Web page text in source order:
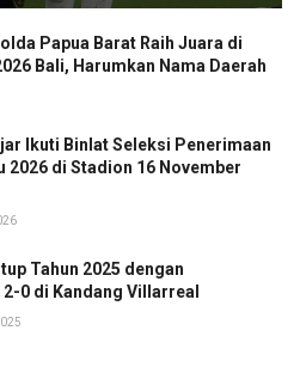
Papua Barat Raih Juara di
Bali, Harumkan Nama Daerah
Ikuti Binlat Seleksi Penerimaan
2026 di Stadion 16 November
Tahun 2025 dengan
2-0 di Kandang Villarreal